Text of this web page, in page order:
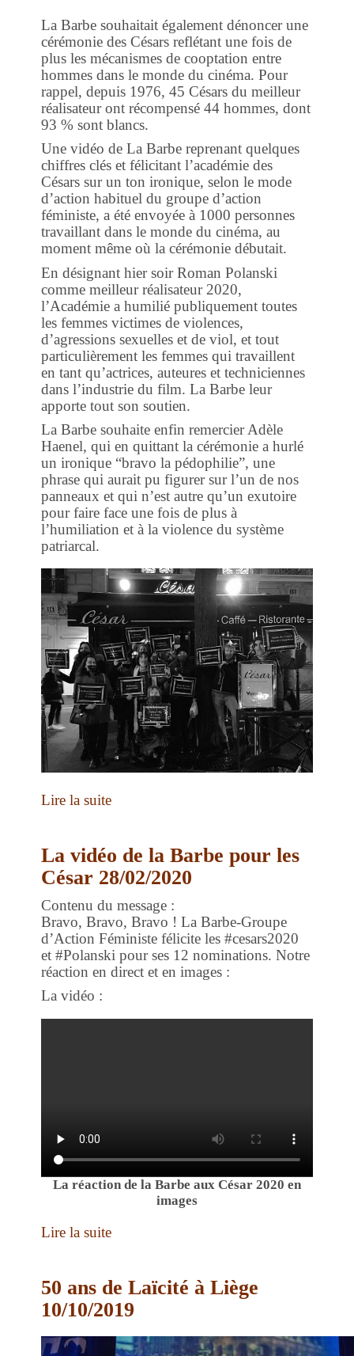
La Barbe souhaitait également dénoncer une
cérémonie des Césars reflétant une fois de
plus les mécanismes de cooptation entre
hommes dans le monde du cinéma. Pour
rappel, depuis 1976, 45 Césars du meilleur
réalisateur ont récompensé 44 hommes, dont
93 % sont blancs.
Une vidéo de La Barbe reprenant quelques
chiffres clés et félicitant l’académie des
Césars sur un ton ironique, selon le mode
d’action habituel du groupe d’action
féministe, a été envoyée à 1000 personnes
travaillant dans le monde du cinéma, au
moment même où la cérémonie débutait.
En désignant hier soir Roman Polanski
comme meilleur réalisateur 2020,
l’Académie a humilié publiquement toutes
les femmes victimes de violences,
d’agressions sexuelles et de viol, et tout
particulièrement les femmes qui travaillent
en tant qu’actrices, auteures et techniciennes
dans l’industrie du film. La Barbe leur
apporte tout son soutien.
La Barbe souhaite enfin remercier Adèle
Haenel, qui en quittant la cérémonie a hurlé
un ironique “bravo la pédophilie”, une
phrase qui aurait pu figurer sur l’un de nos
panneaux et qui n’est autre qu’un exutoire
pour faire face une fois de plus à
l’humiliation et à la violence du système
patriarcal.
Lire la suite
La vidéo de la Barbe pour les
César 28/02/2020
Contenu du message :
Bravo, Bravo, Bravo ! La Barbe-Groupe
d’Action Féministe félicite les #cesars2020
et #Polanski pour ses 12 nominations. Notre
réaction en direct et en images :
La vidéo :
La réaction de la Barbe aux César 2020 en
images
Lire la suite
50 ans de Laïcité à Liège
10/10/2019